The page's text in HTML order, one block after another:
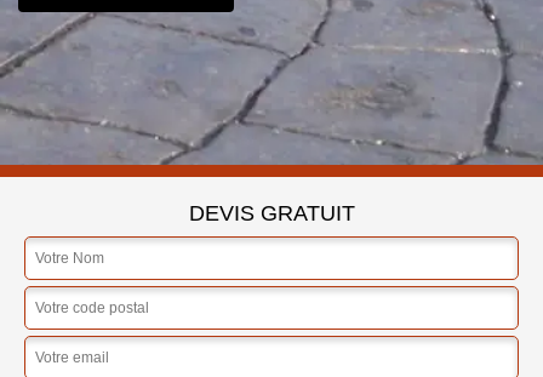
DEVIS GRATUIT